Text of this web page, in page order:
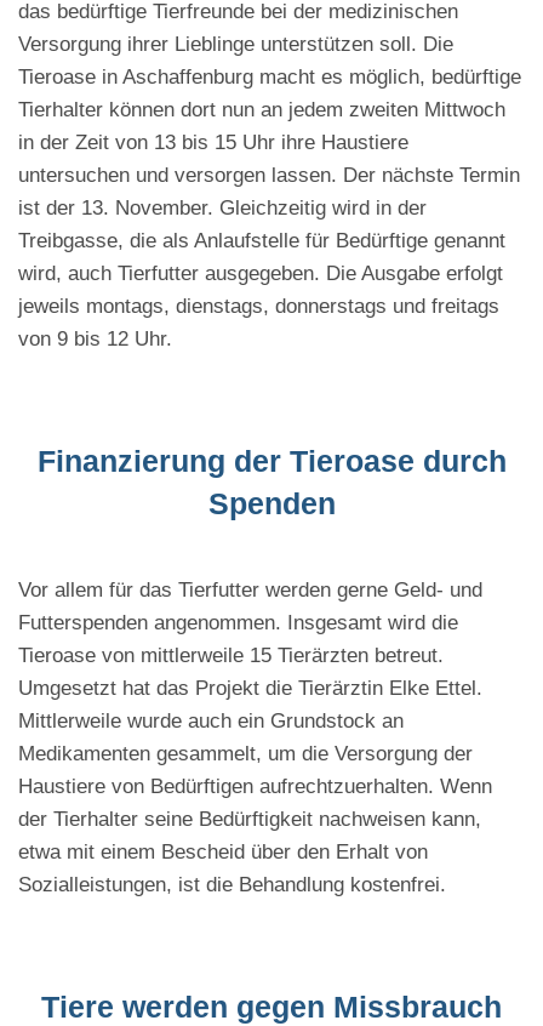
das bedürftige Tierfreunde bei der medizinischen
Versorgung ihrer Lieblinge unterstützen soll. Die
Tieroase in Aschaffenburg macht es möglich, bedürftige
Tierhalter können dort nun an jedem zweiten Mittwoch
in der Zeit von 13 bis 15 Uhr ihre Haustiere
untersuchen und versorgen lassen. Der nächste Termin
ist der 13. November. Gleichzeitig wird in der
Treibgasse, die als Anlaufstelle für Bedürftige genannt
wird, auch Tierfutter ausgegeben. Die Ausgabe erfolgt
jeweils montags, dienstags, donnerstags und freitags
von 9 bis 12 Uhr.
Finanzierung der Tieroase durch
Spenden
Vor allem für das Tierfutter werden gerne Geld- und
Futterspenden angenommen. Insgesamt wird die
Tieroase von mittlerweile 15 Tierärzten betreut.
Umgesetzt hat das Projekt die Tierärztin Elke Ettel.
Mittlerweile wurde auch ein Grundstock an
Medikamenten gesammelt, um die Versorgung der
Haustiere von Bedürftigen aufrechtzuerhalten. Wenn
der Tierhalter seine Bedürftigkeit nachweisen kann,
etwa mit einem Bescheid über den Erhalt von
Sozialleistungen, ist die Behandlung kostenfrei.
Tiere werden gegen Missbrauch